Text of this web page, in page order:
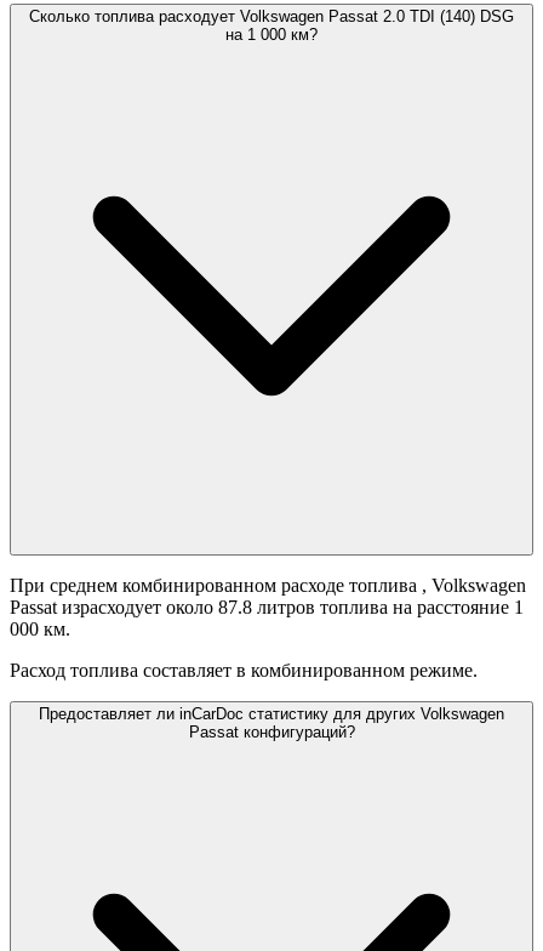
Сколько топлива расходует Volkswagen Passat 2.0 TDI (140) DSG
на 1 000 км?
При среднем комбинированном расходе топлива , Volkswagen
Passat израсходует около 87.8 литров топлива на расстояние 1
000 км.
Расход топлива составляет в комбинированном режиме.
Предоставляет ли inCarDoc статистику для других Volkswagen
Passat конфигураций?